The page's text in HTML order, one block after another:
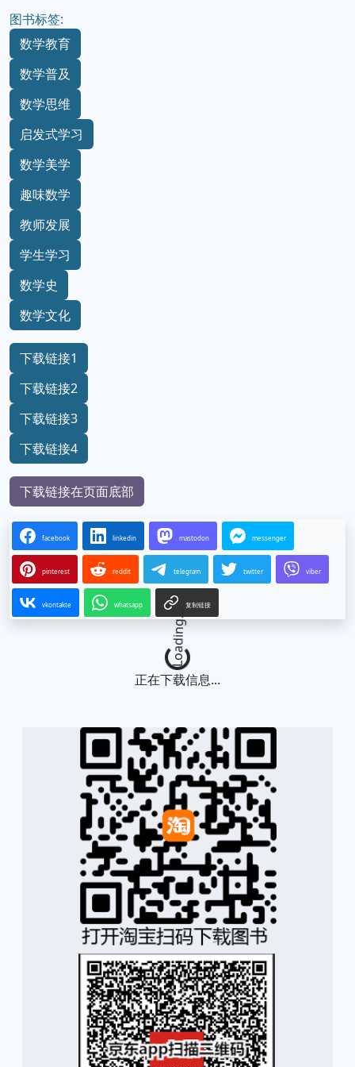
图书标签:
数学教育
数学普及
数学思维
启发式学习
数学美学
趣味数学
教师发展
学生学习
数学史
数学文化
下载链接1
下载链接2
下载链接3
下载链接4
下载链接在页面底部
facebook linkedin mastodon messenger
pinterest reddit telegram twitter viber
vkontakte whatsapp 复制链接
Loading...
正在下载信息...